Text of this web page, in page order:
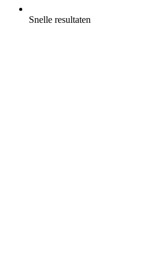
Snelle resultaten